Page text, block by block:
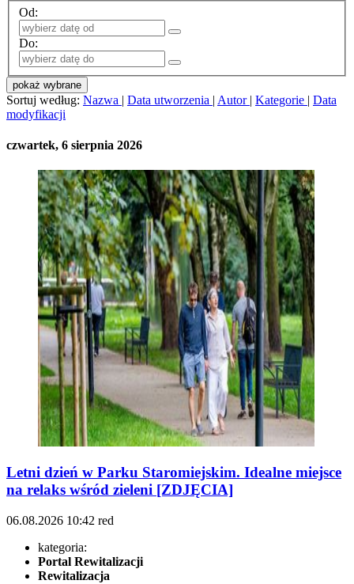
Od:
Do:
pokaż wybrane
Sortuj według: Nazwa | Data utworzenia | Autor | Kategorie | Data
modyfikacji
czwartek, 6 sierpnia 2026
Letni dzień w Parku Staromiejskim. Idealne miejsce
na relaks wśród zieleni [ZDJĘCIA]
06.08.2026 10:42 red
kategoria:
Portal Rewitalizacji
Rewitalizacja